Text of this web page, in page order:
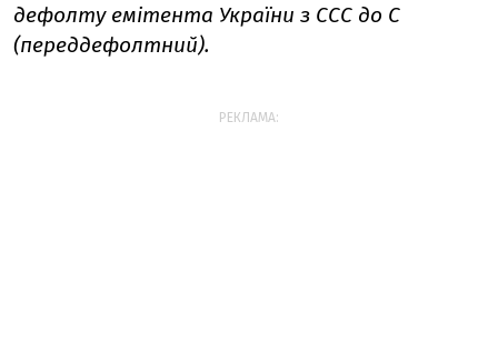
дефолту емітента України з CCC до C
(переддефолтний).
РЕКЛАМА: